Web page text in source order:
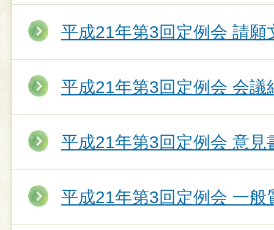
平成21年第3回定例会 請願
平成21年第3回定例会 会議
平成21年第3回定例会 意見
平成21年第3回定例会 一般